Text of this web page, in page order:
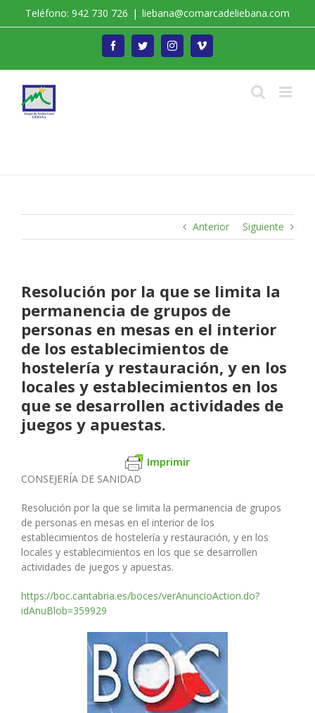
Teléfono: 942 730 726 | liebana@comarcadeliebana.com
FacebookTwitterInstagramVimeo
Anterior Siguiente
Resolución por la que se limita la
permanencia de grupos de
personas en mesas en el interior
de los establecimientos de
hostelería y restauración, y en los
locales y establecimientos en los
que se desarrollen actividades de
juegos y apuestas.
Imprimir
CONSEJERÍA DE SANIDAD
Resolución por la que se limita la permanencia de grupos
de personas en mesas en el interior de los
establecimientos de hostelería y restauración, y en los
locales y establecimientos en los que se desarrollen
actividades de juegos y apuestas.
https://boc.cantabria.es/boces/verAnuncioAction.do?
idAnuBlob=359929